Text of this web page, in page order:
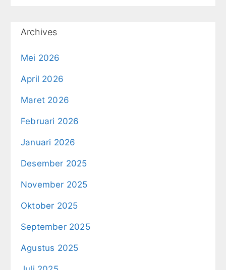
Archives
Mei 2026
April 2026
Maret 2026
Februari 2026
Januari 2026
Desember 2025
November 2025
Oktober 2025
September 2025
Agustus 2025